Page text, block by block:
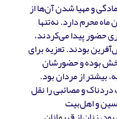
و مهیا شدن آن‌ها از
محرم دارد. نه‌تنها
حضور پیدا می‌کردند،
بودند. تعزیه برای
بوده و حضورشان
بیشتر از مردان بود.
و مصائبی را نقل
و اهل‌بیت